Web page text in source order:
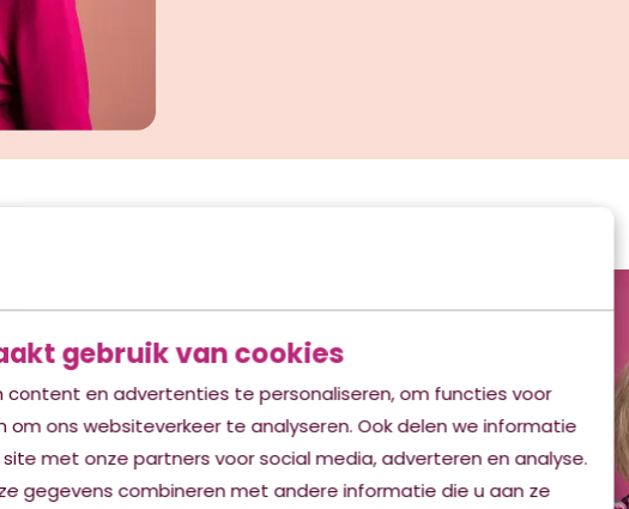
gebruik van cookies
content en advertenties te personaliseren, om functies voor
ons websiteverkeer te analyseren. Ook delen we informatie
met onze partners voor social media, adverteren en analyse.
gegevens combineren met andere informatie die u aan ze